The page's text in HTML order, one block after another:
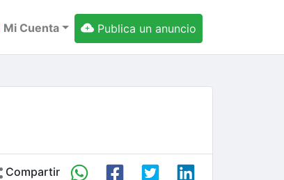
Mi Cuenta Publica un anuncio
Compartir